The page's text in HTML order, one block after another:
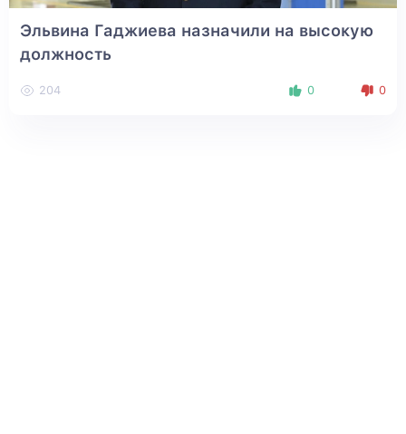
Эльвина Гаджиева назначили на высокую
должность
204 0 0